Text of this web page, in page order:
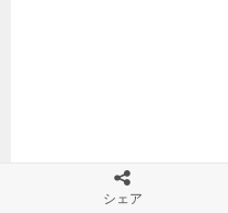
シェア